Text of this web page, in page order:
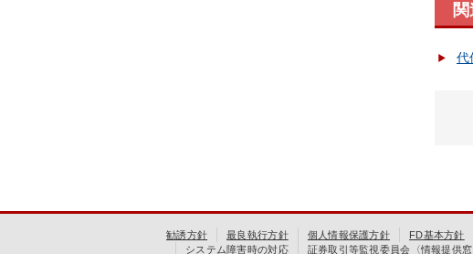
代
勧誘方針 最良執行方針 個人情報保護方針 FD基本方針
システム障害時の対応
証券取引等監視委員会〈情報提供窓